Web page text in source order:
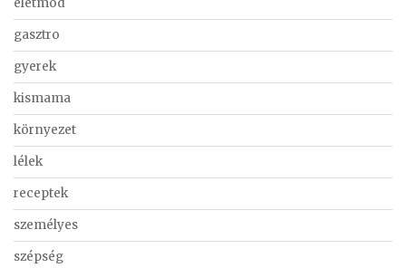
gasztro
gyerek
kismama
környezet
lélek
receptek
személyes
szépség